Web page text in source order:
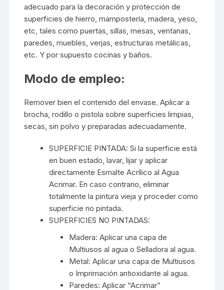
adecuado para la decoración y protección de
superficies de hierro, mampostería, madera, yeso,
etc, tales como puertas, sillas, mesas, ventanas,
paredes, muebles, verjas, estructuras metálicas,
etc. Y por supuesto cocinas y baños.
Modo de empleo:
Remover bien el contenido del envase. Aplicar a
brocha, rodillo o pistola sobre superficies limpias,
secas, sin polvo y preparadas adecuadamente.
SUPERFICIE PINTADA: Si la superficie está
en buen estado, lavar, lijar y aplicar
directamente Esmalte Acrílico al Agua
Acrimar. En caso contrario, eliminar
totalmente la pintura vieja y proceder como
superficie no pintada.
SUPERFICIES NO PINTADAS:
Madera: Aplicar una capa de
Multiusos al agua o Selladora al agua.
Metal: Aplicar una capa de Multiusos
o Imprimación antioxidante al agua.
Paredes: Aplicar “Acrimar”